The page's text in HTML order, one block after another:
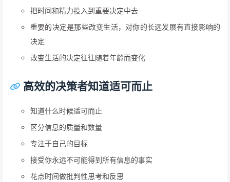
把时间和精力投入到重要决定中去
重要的决定是那些改变生活，对你的长远发展有直接影响的
决定
改变生活的决定往往随着年龄而变化
高效的决策者知道适可而止
知道什么时候适可而止
区分信息的质量和数量
专注于自己的目标
接受你永远不可能得到所有信息的事实
花点时间做批判性思考和反思